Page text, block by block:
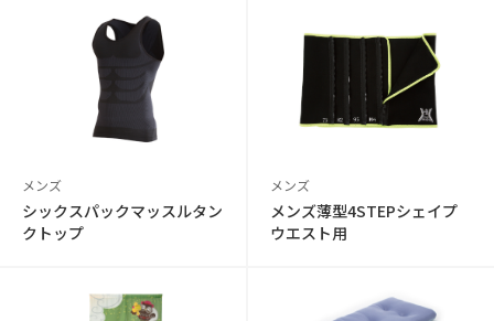
メンズ
シックスパックマッスルタン
クトップ
メンズ
メンズ薄型4STEPシェイプ
ウエスト用